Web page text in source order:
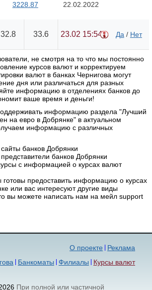
3228.87 22.02.2022
32.8 33.6 23.02 15:54 Да / Нет
не смотря на то что мы постоянно
курсов валют и корректируем
валют в банках Чернигова могут
дня или различаться для разных
информацию в отделениях банков до
ваше время и деньги!
информацию раздела "Лучший
на евро в Добрянке" в актуальном
информацию с различных
банков Добрянки
банков Добрянки
с информацией о курсах валют
готовы предоставить информацию о курсах
или вас интересуют другие виды
вы можете написать нам на мейл support
Реклама
О проекте
Банкоматы Филиалы
Курсы валют
При полной или частичной